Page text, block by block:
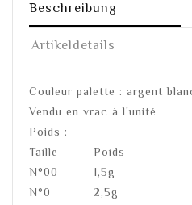
Beschreibung
Artikeldetails
Couleur palette : argent
Vendu en vrac à l'unité
Poids :
Taille
Poids
N°00
1,5g
N°0
2,5g